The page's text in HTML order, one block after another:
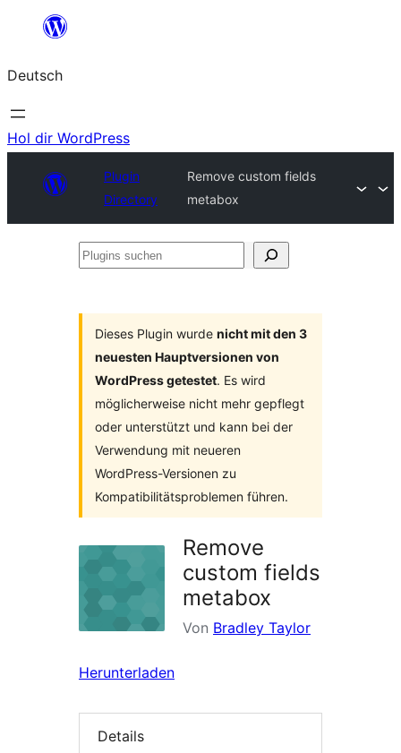
springen
Deutsch
Hol dir WordPress
Plugin
Directory
Remove custom fields
metabox
Plugins
Dieses Plugin wurde nicht mit den 3
neuesten Hauptversionen von
WordPress getestet. Es wird
möglicherweise nicht mehr gepflegt
oder unterstützt und kann bei der
Verwendung mit neueren
WordPress-Versionen zu
Kompatibilitätsproblemen führen.
Remove
custom fields
metabox
Von Bradley Taylor
Herunterladen
Details